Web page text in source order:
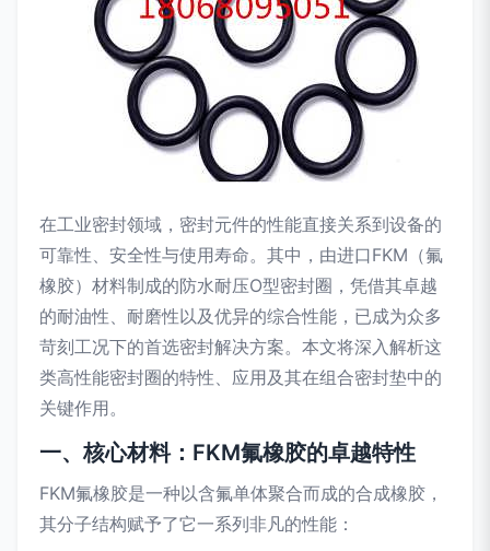
在工业密封领域，密封元件的性能直接关系到设备的
可靠性、安全性与使用寿命。其中，由进口FKM（氟
橡胶）材料制成的防水耐压O型密封圈，凭借其卓越
的耐油性、耐磨性以及优异的综合性能，已成为众多
苛刻工况下的首选密封解决方案。本文将深入解析这
类高性能密封圈的特性、应用及其在组合密封垫中的
关键作用。
一、核心材料：FKM氟橡胶的卓越特性
FKM氟橡胶是一种以含氟单体聚合而成的合成橡胶，
其分子结构赋予了它一系列非凡的性能：